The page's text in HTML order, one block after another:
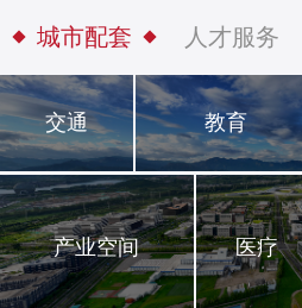
城市配套 人才服务
交通 教育
产业空间 医疗